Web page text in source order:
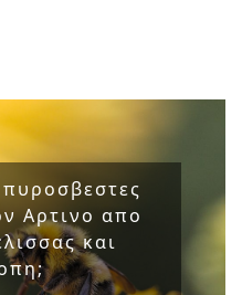
πυροσβεστες
Αρτινο απο
και